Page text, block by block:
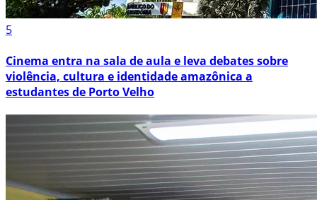
5
Cinema entra na sala de aula e leva debates sobre
violência, cultura e identidade amazônica a
estudantes de Porto Velho